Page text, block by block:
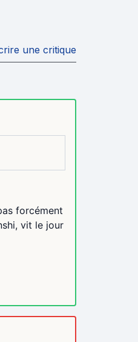
une critique
forcément
vit le jour